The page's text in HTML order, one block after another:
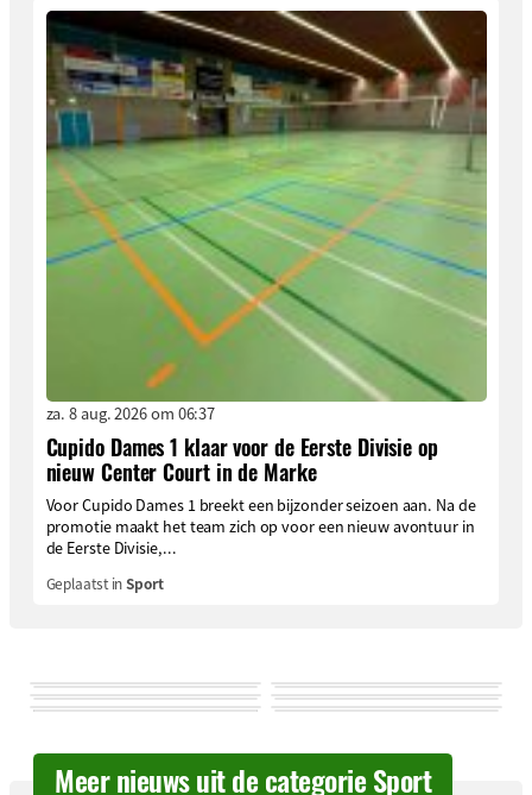
za. 8 aug. 2026 om 06:37
Cupido Dames 1 klaar voor de Eerste Divisie op
nieuw Center Court in de Marke
Voor Cupido Dames 1 breekt een bijzonder seizoen aan. Na de
promotie maakt het team zich op voor een nieuw avontuur in
de Eerste Divisie,...
Geplaatst inSport
Meer nieuws uit de categorie Sport